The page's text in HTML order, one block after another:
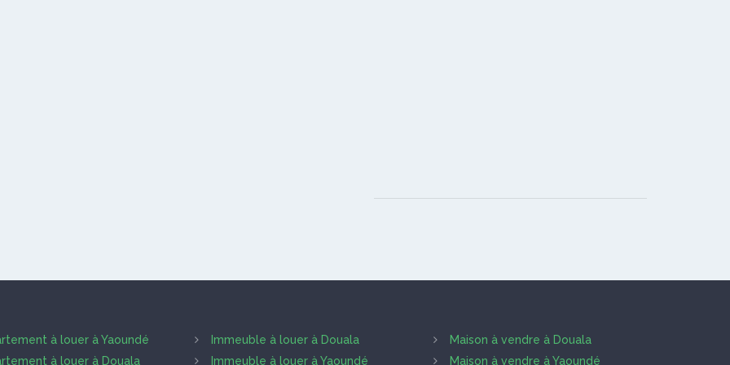
à louer à Yaoundé
à louer à Douala
Immeuble à louer à Douala
Immeuble à louer à Yaoundé
Maison à vendre à Douala
Maison à vendre à Yaoundé